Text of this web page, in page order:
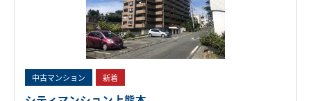
中古マンション 新着